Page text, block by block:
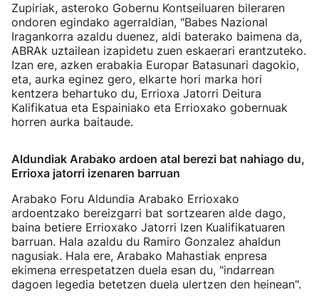
Zupiriak, asteroko Gobernu Kontseiluaren bileraren
ondoren egindako agerraldian, "Babes Nazional
Iragankorra azaldu duenez, aldi baterako baimena da,
ABRAk uztailean izapidetu zuen eskaerari erantzuteko.
Izan ere, azken erabakia Europar Batasunari dagokio,
eta, aurka eginez gero, elkarte hori marka hori
kentzera behartuko du, Errioxa Jatorri Deitura
Kalifikatua eta Espainiako eta Errioxako gobernuak
horren aurka baitaude.
Aldundiak Arabako ardoen atal berezi bat nahiago du,
Errioxa jatorri izenaren barruan
Arabako Foru Aldundia Arabako Errioxako
ardoentzako bereizgarri bat sortzearen alde dago,
baina betiere Errioxako Jatorri Izen Kualifikatuaren
barruan. Hala azaldu du Ramiro Gonzalez ahaldun
nagusiak. Hala ere, Arabako Mahastiak enpresa
ekimena errespetatzen duela esan du, "indarrean
dagoen legedia betetzen duela ulertzen den heinean".